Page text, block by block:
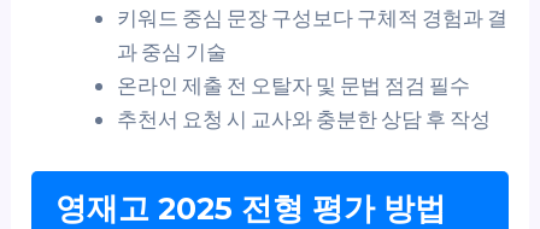
키워드 중심 문장 구성보다 구체적 경험과 결
과 중심 기술
온라인 제출 전 오탈자 및 문법 점검 필수
추천서 요청 시 교사와 충분한 상담 후 작성
영재고 2025 전형 평가 방법